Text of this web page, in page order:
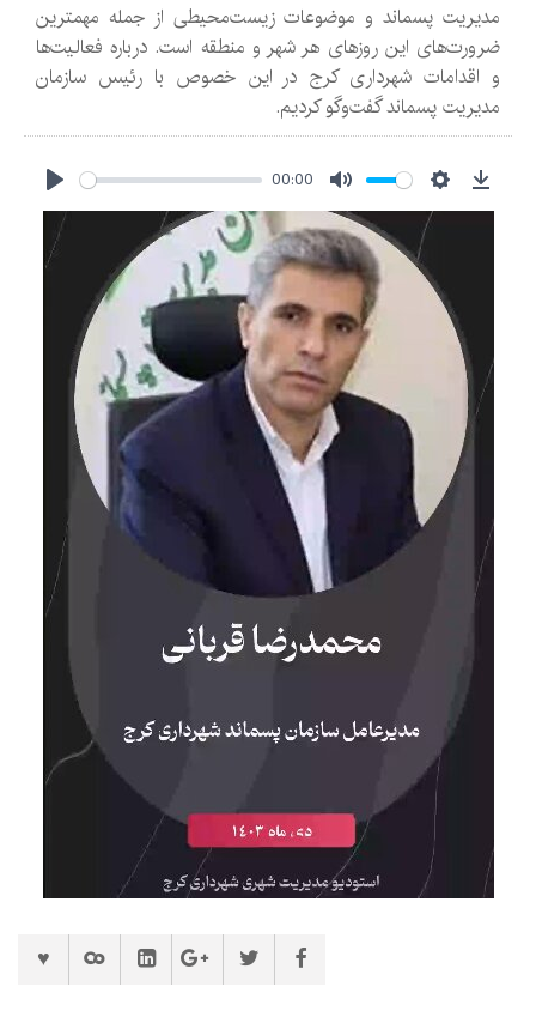
مدیریت پسماند و موضوعات زیست‌محیطی از جمله مهمترین
ضرورت‌های این روزهای هر شهر و منطقه است. درباره فعالیت‌ها
و اقدامات شهرداری کرج در این خصوص با رئیس سازمان
مدیریت پسماند گفت‌وگو کردیم.
00:00